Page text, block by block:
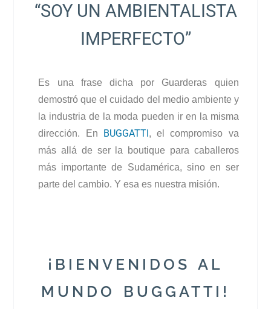
“SOY UN AMBIENTALISTA
IMPERFECTO”
Es una frase dicha por Guarderas quien
demostró que el cuidado del medio ambiente y
la industria de la moda pueden ir en la misma
dirección. En
BUGGATTI , el compromiso va
más allá de ser la boutique para caballeros
más importante de Sudamérica, sino en ser
parte del cambio. Y esa es nuestra misión.
¡BIENVENIDOS AL
MUNDO BUGGATTI!